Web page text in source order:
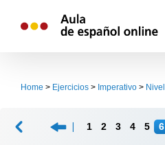
Home > Ejercicios > Imperativo >
1 2 3 4 5 6